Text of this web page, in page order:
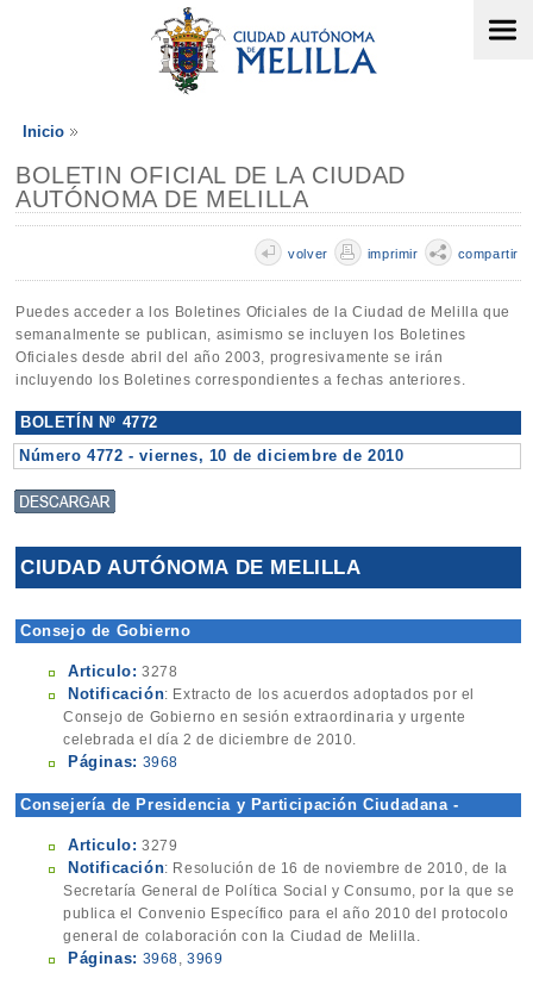
Inicio
BOLETIN OFICIAL DE LA CIUDAD
AUTÓNOMA DE MELILLA
volver imprimir compartir
Puedes acceder a los Boletines Oficiales de la Ciudad de Melilla que
semanalmente se publican, asimismo se incluyen los Boletines
Oficiales desde abril del año 2003, progresivamente se irán
incluyendo los Boletines correspondientes a fechas anteriores.
BOLETÍN Nº 4772
Número 4772 - viernes, 10 de diciembre de 2010
CIUDAD AUTÓNOMA DE MELILLA
Consejo de Gobierno
Articulo: 3278
Notificación: Extracto de los acuerdos adoptados por el
Consejo de Gobierno en sesión extraordinaria y urgente
celebrada el día 2 de diciembre de 2010.
Páginas: 3968
Consejería de Presidencia y Participación Ciudadana -
Articulo: 3279
Notificación: Resolución de 16 de noviembre de 2010, de la
Secretaría General de Política Social y Consumo, por la que se
publica el Convenio Específico para el año 2010 del protocolo
general de colaboración con la Ciudad de Melilla.
Páginas: 3968,3969